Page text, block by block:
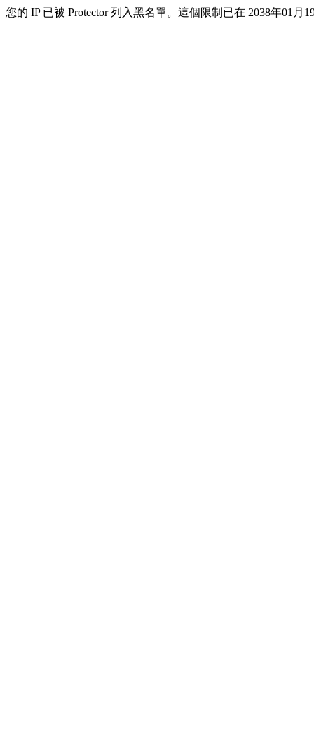
您的 IP 已被 Protector 列入黑名單。這個限制已在 2038年01月